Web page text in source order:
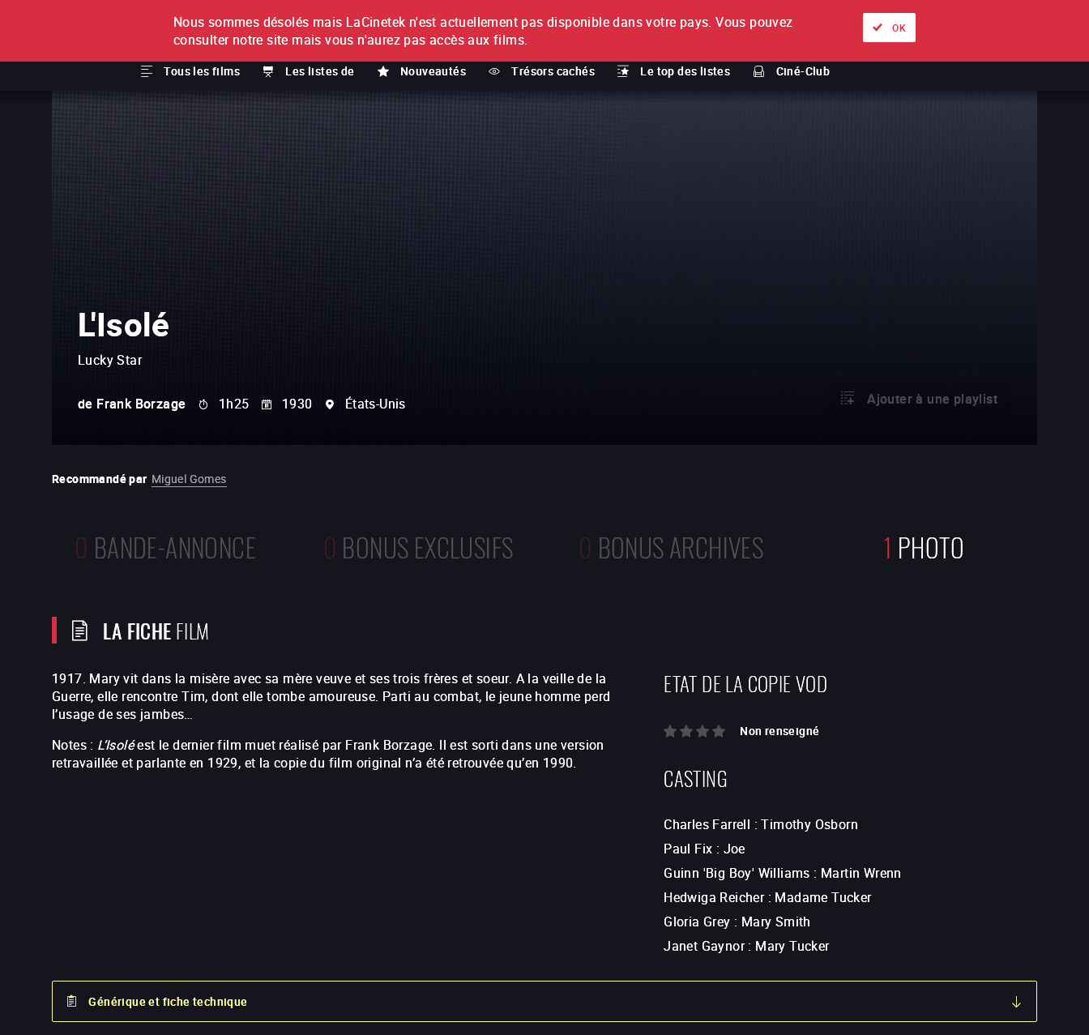
À L'UNITÉ
Tous les films Les listes de Nouveautés Trésors cachés Le top des listes Ciné-Club
ABONNEMENT À propos Nos offres
L'Isolé
Lucky Star
de Frank Borzage 1h25 1930 États-Unis Ajouter à une playlist
Recommandé par Miguel Gomes
0 BANDE-ANNONCE 0 BONUS EXCLUSIFS 0 BONUS ARCHIVES 1 PHOTO
LA FICHEFILM
1917. Mary vit dans la misère avec sa mère veuve et ses trois frères et soeur. A la veille de la
Guerre, elle rencontre Tim, dont elle tombe amoureuse. Parti au combat, le jeune homme perd
l’usage de ses jambes…
Notes : L’Isoléest le dernier film muet réalisé par Frank Borzage. Il est sorti dans une version
retravaillée et parlante en 1929, et la copie du film original n’a été retrouvée qu’en 1990.
ETAT DE LA COPIE VOD
Non renseigné
CASTING
Charles Farrell :Timothy Osborn
Paul Fix : Joe
Guinn 'Big Boy' Williams : Martin Wrenn
Hedwiga Reicher: Madame Tucker
Gloria Grey : Mary Smith
Janet Gaynor: Mary Tucker
Générique et fiche technique
Nous sommes désolés mais LaCinetek n'est actuellement pas disponible dans votre pays. Vous pouvez
consulter notre site mais vous n'aurez pas accès aux films.
OK